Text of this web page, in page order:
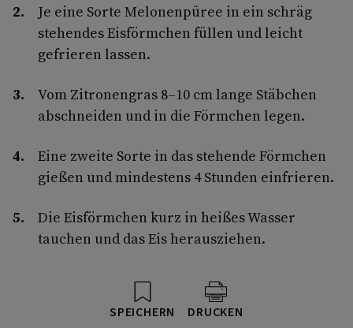
Je eine Sorte Melonenpüree in ein schräg
stehendes Eisförmchen füllen und leicht
gefrieren lassen.
Vom Zitronengras 8–10 cm lange Stäbchen
abschneiden und in die Förmchen legen.
Eine zweite Sorte in das stehende Förmchen
gießen und mindestens 4 Stunden einfrieren.
Die Eisförmchen kurz in heißes Wasser
tauchen und das Eis herausziehen.
SPEICHERN DRUCKEN